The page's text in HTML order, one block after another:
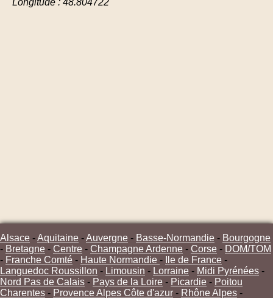
Alsace -Aquitaine -Auvergne - Basse-Normandie - Bourgogne
- Bretagne - Centre - Champagne Ardenne - Corse - DOM/TOM
- Franche Comté - Haute Normandie - Ile de France -
Languedoc Roussillon - Limousin - Lorraine - Midi Pyrénées -
Nord Pas de Calais - Pays de la Loire - Picardie - Poitou
Charentes - Provence Alpes Côte d'azur - Rhône Alpes -